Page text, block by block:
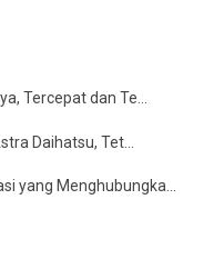
Tercepat dan Te...
Daihatsu, Tet...
yang Menghubungka...